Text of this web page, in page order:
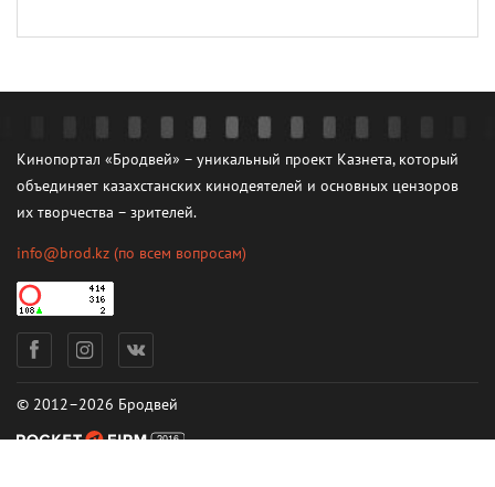
Кинопортал «Бродвей» – уникальный проект Казнета, который
объединяет казахстанских кинодеятелей и основных цензоров
их творчества – зрителей.
info@brod.kz (по всем вопросам)
© 2012–2026 Бродвей